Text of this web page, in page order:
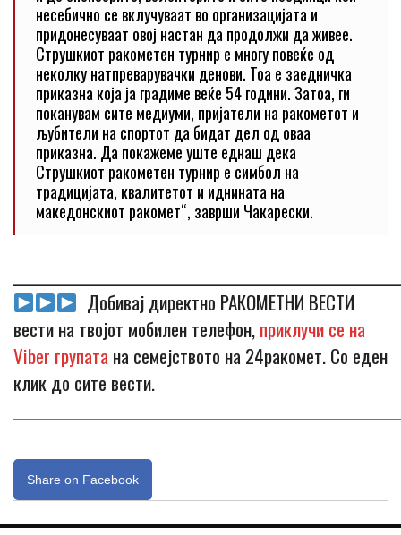
несебично се вклучуваат во организацијата и
придонесуваат овој настан да продолжи да живее.
Струшкиот ракометен турнир е многу повеќе од
неколку натпреварувачки денови. Тоа е заедничка
приказна која ја градиме веќе 54 години. Затоа, ги
поканувам сите медиуми, пријатели на ракометот и
љубители на спортот да бидат дел од оваа
приказна. Да покажеме уште еднаш дека
Струшкиот ракометен турнир е симбол на
традицијата, квалитетот и иднината на
македонскиот ракомет“, заврши Чакарески.
Добивај директно РАКОМЕТНИ ВЕСТИ
вести на твојот мобилен телефон,приклучи се на
Viber групата на семејството на 24ракомет. Со еден
клик до сите вести.
Share on Facebook